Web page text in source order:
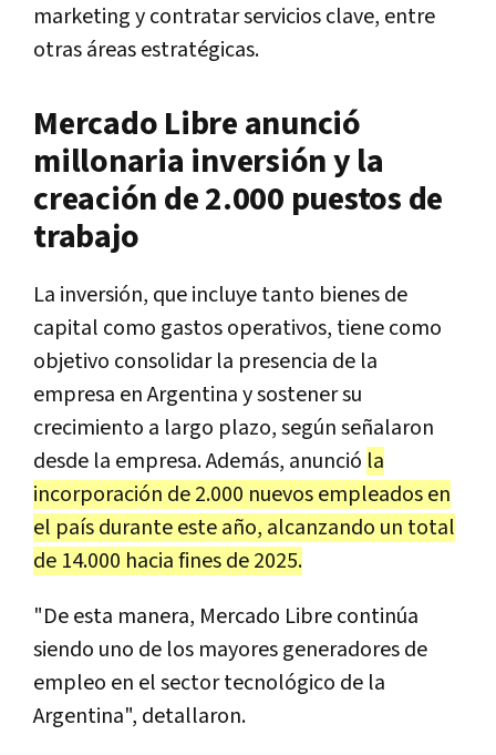
marketing y contratar servicios clave, entre
otras áreas estratégicas.
Mercado Libre anunció
millonaria inversión y la
creación de 2.000 puestos de
trabajo
La inversión, que incluye tanto bienes de
capital como gastos operativos, tiene como
objetivo consolidar la presencia de la
empresa en Argentina y sostener su
crecimiento a largo plazo, según señalaron
desde la empresa. Además, anunció la
incorporación de 2.000 nuevos empleados en
el país durante este año, alcanzando un total
de 14.000 hacia fines de 2025.
"De esta manera, Mercado Libre continúa
siendo uno de los mayores generadores de
empleo en el sector tecnológico de la
Argentina", detallaron.